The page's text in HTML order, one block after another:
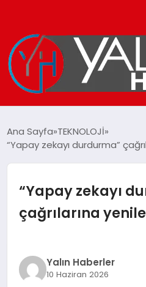
SPOR
DÜNYA
EKONOMİ
EĞİTİM
Ana Sayfa TEKNOLOJİ
“Yapay zekayı durdurma”
“Yapay zekayı
çağrılarına
Yalın Haberler
10 Haziran 2026